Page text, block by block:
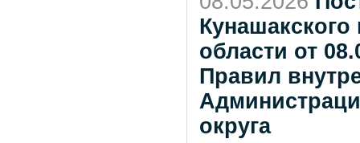
области от
Правил
округа